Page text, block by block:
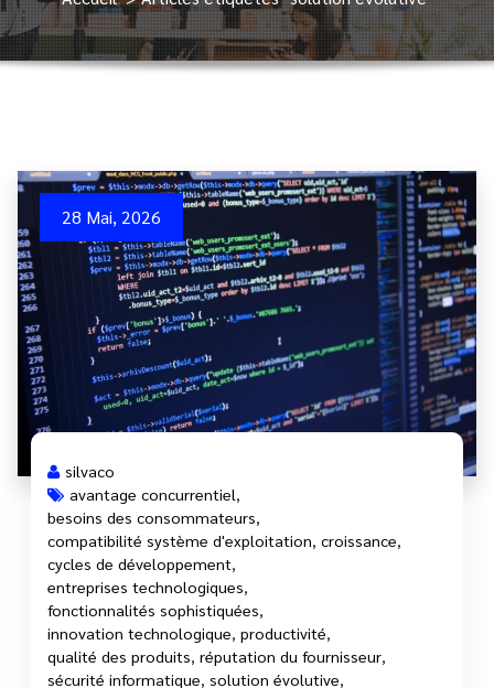
28 Mai, 2026
silvaco
avantage concurrentiel,
besoins des consommateurs,
compatibilité système d'exploitation, croissance,
cycles de développement,
entreprises technologiques,
fonctionnalités sophistiquées,
innovation technologique, productivité,
qualité des produits, réputation du fournisseur,
sécurité informatique, solution évolutive,